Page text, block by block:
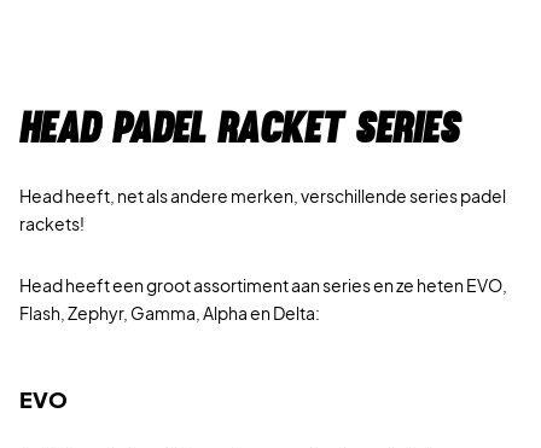
Head Padel Racket Series
Head heeft, net als andere merken, verschillende series padel
rackets!
Head heeft een groot assortiment aan series en ze heten EVO,
Flash, Zephyr, Gamma, Alpha en Delta:
EVO